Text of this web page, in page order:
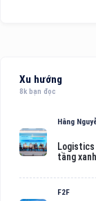
Xu hướng
8k bạn đọc
Hằng
Logistics
tầng
F2F